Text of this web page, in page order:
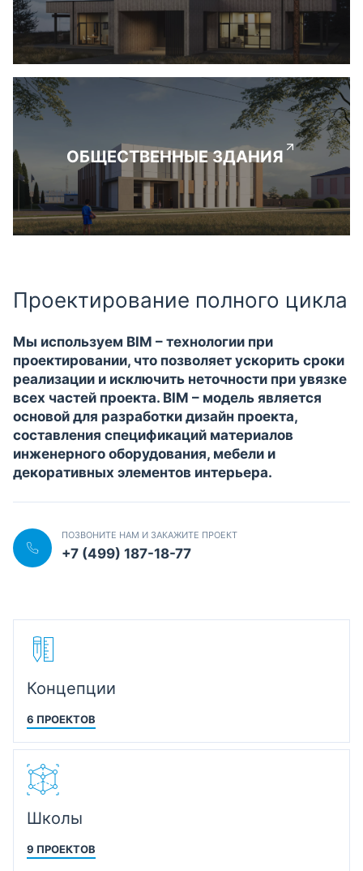
ОБЩЕСТВЕННЫЕ ЗДАНИЯ
Проектирование полного цикла
Мы используем BIM – технологии при
проектировании, что позволяет ускорить сроки
реализации и исключить неточности при увязке
всех частей проекта. BIM – модель является
основой для разработки дизайн проекта,
составления спецификаций материалов
инженерного оборудования, мебели и
декоративных элементов интерьера.
ПОЗВОНИТЕ НАМ И ЗАКАЖИТЕ ПРОЕКТ
+7 (499) 187-18-77
Концепции
6 ПРОЕКТОВ
Школы
9 ПРОЕКТОВ